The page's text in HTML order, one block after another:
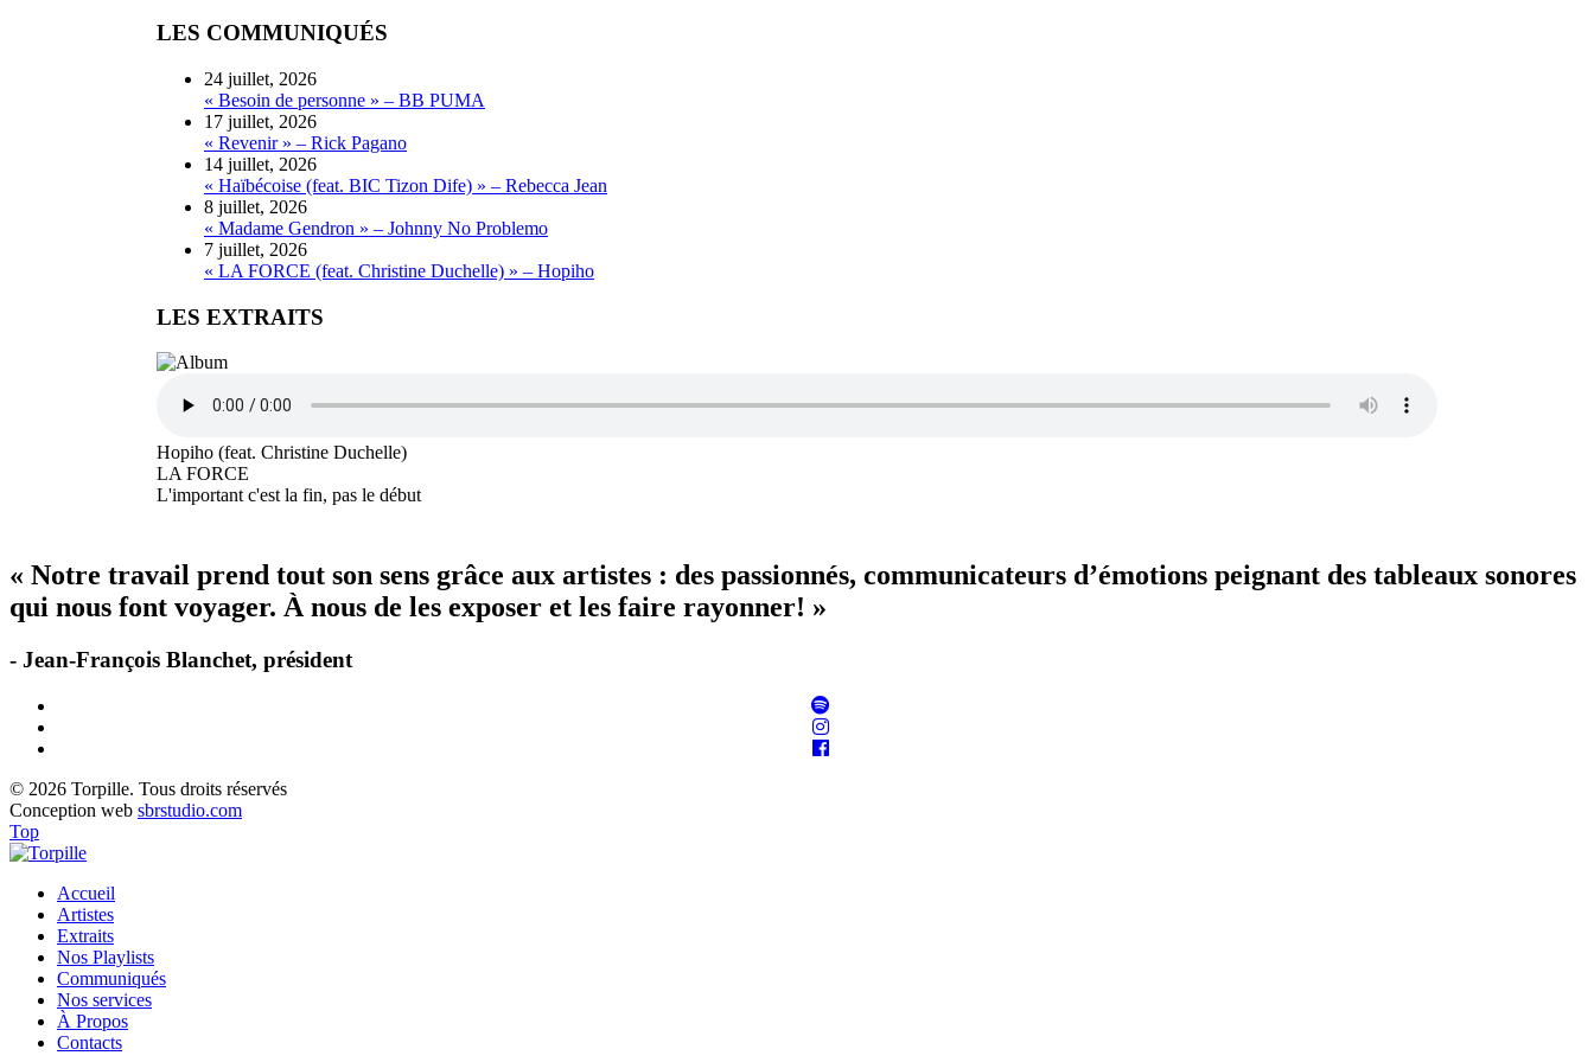
LES COMMUNIQUÉS
24 juillet, 2026
« Besoin de personne » – BB PUMA
17 juillet, 2026
« Revenir » – Rick Pagano
14 juillet, 2026
« Haïbécoise (feat. BIC Tizon Dife) » – Rebecca Jean
8 juillet, 2026
« Madame Gendron » – Johnny No Problemo
7 juillet, 2026
« LA FORCE (feat. Christine Duchelle) » – Hopiho
LES EXTRAITS
Hopiho (feat. Christine Duchelle)
LA FORCE
L'important c'est la fin, pas le début
« Notre travail prend tout son sens grâce aux artistes : des passionnés, communicateurs d’émotions peignant des tableaux sonores
qui nous font voyager. À nous de les exposer et les faire rayonner! »
- Jean-François Blanchet, président
© 2026 Torpille. Tous droits réservés
Conception web sbrstudio.com
Top
Accueil
Artistes
Extraits
Nos Playlists
Communiqués
Nos services
À Propos
Contacts